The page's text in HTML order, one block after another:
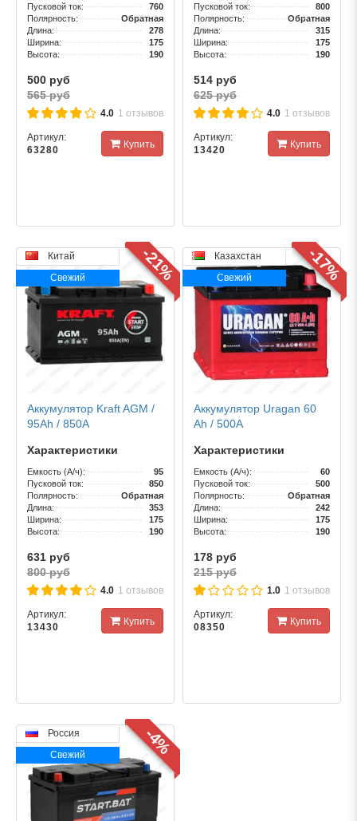
Пусковой ток:
760
Полярность:
Обратная
Длина:
278
Ширина:
175
Высота:
190
500 руб
565 руб
4.0 1 отзывов
Артикул:
63280
Купить
Пусковой ток:
800
Полярность:
Обратная
Длина:
315
Ширина:
175
Высота:
190
514 руб
625 руб
4.0 1 отзывов
Артикул:
13420
Купить
Китай
Свежий
-21%
Аккумулятор Kraft AGM /
95Ah / 850А
Характеристики
Емкость (А/ч):
95
Пусковой ток:
850
Полярность:
Обратная
Длина:
353
Ширина:
175
Высота:
190
631 руб
800 руб
4.0 1 отзывов
Артикул:
13430
Купить
Казахстан
Свежий
-17%
Аккумулятор Uragan 60
Ah / 500А
Характеристики
Емкость (А/ч):
60
Пусковой ток:
500
Полярность:
Обратная
Длина:
242
Ширина:
175
Высота:
190
178 руб
215 руб
1.0 1 отзывов
Артикул:
08350
Купить
Россия
Свежий
-4%